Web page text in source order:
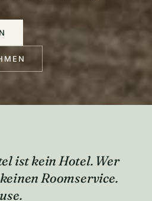
istkein Hotel. Wer
Roomservice.